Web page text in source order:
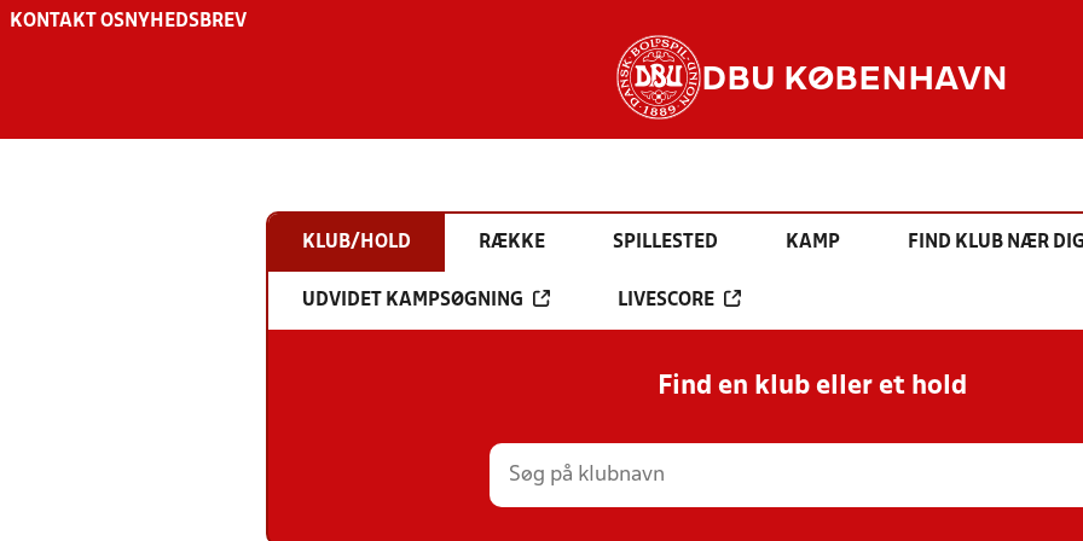
KONTAKT OS NYHEDSBREV
DBU KØBENHAVN
KLUB/HOLD RÆKKE SPILLESTED KAMP FIND KLUB NÆR DIG
UDVIDET KAMPSØGNING LIVESCORE
Find en klub eller et hold